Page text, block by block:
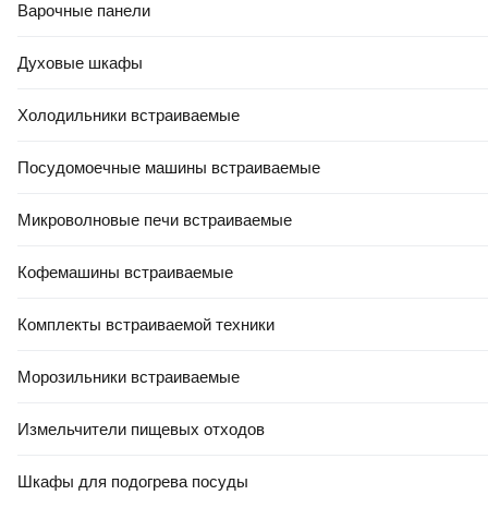
Варочные панели
Духовые шкафы
Холодильники встраиваемые
Посудомоечные машины встраиваемые
Микроволновые печи встраиваемые
Кофемашины встраиваемые
Комплекты встраиваемой техники
Морозильники встраиваемые
Измельчители пищевых отходов
Шкафы для подогрева посуды
8,25 Ҕ
В корзину
56
5.0(5)